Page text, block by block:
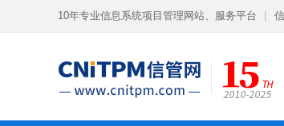
10年专业信息系统项目管理网站、服务平台